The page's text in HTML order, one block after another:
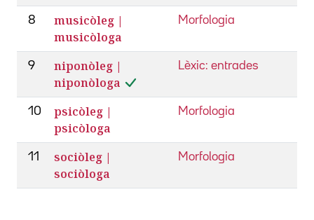
8
musicòleg |
musicòloga
Morfologia
9
niponòleg |
niponòloga
Lèxic: entrades
10
psicòleg |
psicòloga
Morfologia
11
sociòleg |
sociòloga
Morfologia